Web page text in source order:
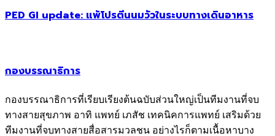
PED GI update: แพ้โปรตีนนมวัวในระบบทางเดินอาหาร
กองบรรณาธิการ
กองบรรณาธิการที่เรียบเรียงต้นฉบับส่วนใหญ่เป็นทีมงานที่จบ
ทางสายสุขภาพ อาทิ แพทย์ เภสัช เทคนิคการแพทย์ เสริมด้วย
ทีมงานที่จบทางสายสื่อสารมวลชน อย่างไรก็ตามเนื้อหาบาง